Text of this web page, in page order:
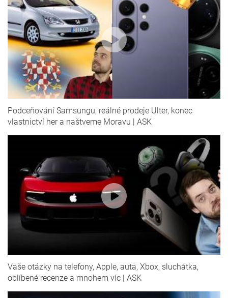
Podceňování Samsungu, reálné prodeje Ulter, konec
vlastnictví her a naštveme Moravu | ASK
Vaše otázky na telefony, Apple, auta, Xbox, sluchátka,
oblíbené recenze a mnohem víc | ASK